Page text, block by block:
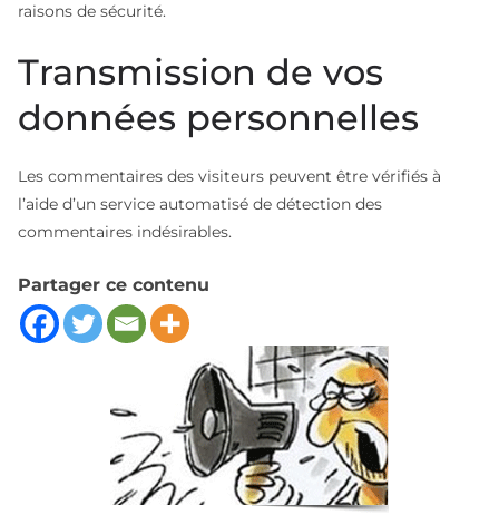
raisons de sécurité.
Transmission de vos
données personnelles
Les commentaires des visiteurs peuvent être vérifiés à
l’aide d’un service automatisé de détection des
commentaires indésirables.
Partager ce contenu